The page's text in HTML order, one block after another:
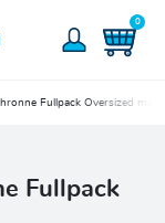
0
Fullpack Oversized
Fullpack